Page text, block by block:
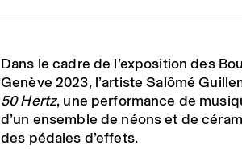
Dans le cadre de l’exposition des
Genève 2023, l’artiste Salômé
50 Hertz, une performance de
d’un ensemble de néons et de
des pédales d’effets.